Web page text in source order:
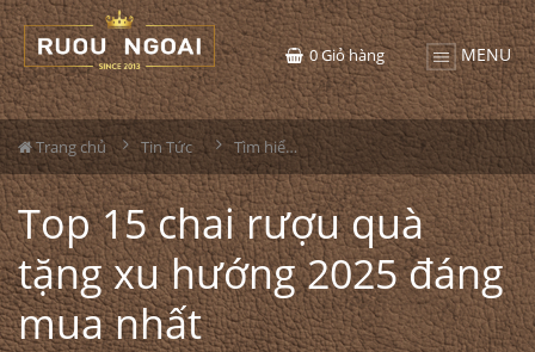
MENU
0Giỏ hàng
Trang chủ Tin Tức Tìm hiểu về rượu
Top 15 chai rượu quà
tặng xu hướng 2025 đáng
mua nhất